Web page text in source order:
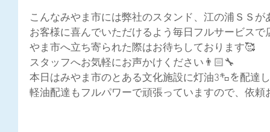
こんなみやま市には弊社のスタンド、江の浦ＳＳが
お客様に喜んでいただけるよう毎日フルサービス
やま市へ立ち寄られた際はお待ちしております🥰
スタッフへお気軽にお声かけください👨🏻‍🔧
本日はみやま市のとある文化施設に灯油3㌔を配達
軽油配達もフルパワーで頑張っていますので、依頼